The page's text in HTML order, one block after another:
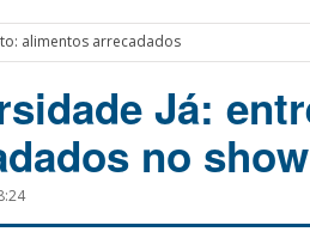
alimentos arrecadados
Já:
no